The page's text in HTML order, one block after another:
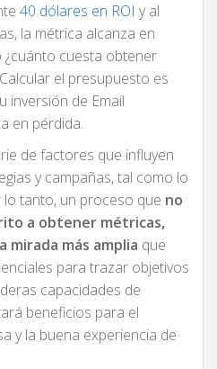
40 dólares en ROI y al
la métrica alcanza en
¿cuánto cuesta obtener
el presupuesto es
inversión de Email
en pérdida.
de factores que influyen
y campañas, tal como lo
lo tanto, un proceso que no
a obtener métricas,
mirada más amplia que
para trazar objetivos
capacidades de
beneficios para el
y la buena experiencia de